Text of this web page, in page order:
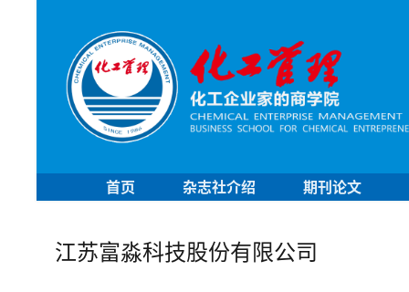
首页 杂志社介绍 期刊论文
江苏富淼科技股份有限公司